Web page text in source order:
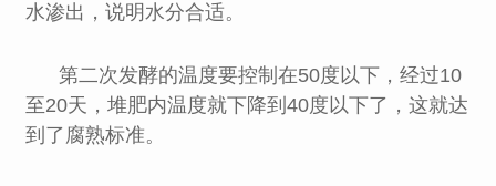
水渗出，说明水分合适。
第二次发酵的温度要控制在50度以下，经过10
至20天，堆肥内温度就下降到40度以下了，这就达
到了腐熟标准。